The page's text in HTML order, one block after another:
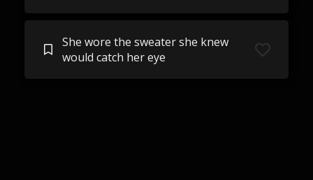
She wore the sweater she knew
would catch her eye